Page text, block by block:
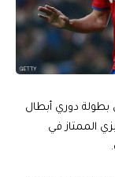
بطولة دوري أبطال
الممتاز في